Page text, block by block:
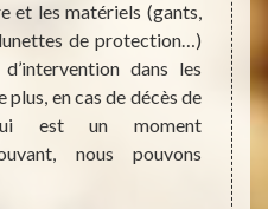
et les matériels (gants,
de protection…)
dans les
en cas de décès de
est un moment
nous pouvons